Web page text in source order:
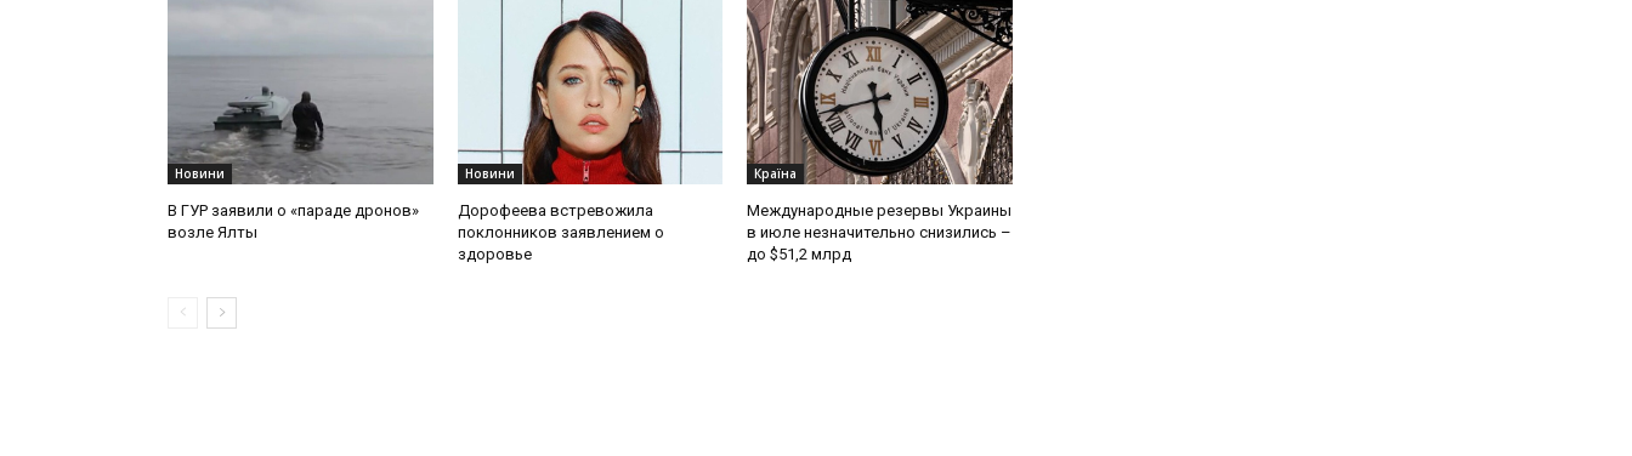
Новини
В ГУР заявили о «параде дронов»
возле Ялты
Новини
Дорофеева встревожила
поклонников заявлением о
здоровье
Країна
Международные резервы Украины
в июле незначительно снизились –
до $51,2 млрд